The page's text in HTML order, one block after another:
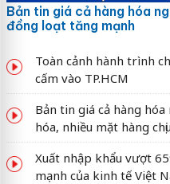
Bản tin giá cả hàng hóa
đồng loạt tăng mạnh
Toàn cảnh hành trình
cấm vào TP.HCM
Bản tin giá cả hàng
hóa, nhiều mặt hàng
Xuất nhập khẩu vượt
mạnh của kinh tế Việt